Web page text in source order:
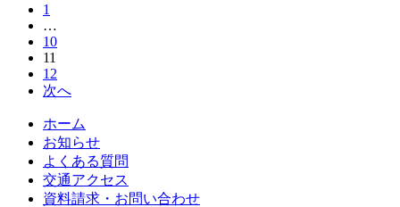
1
…
10
11
12
次へ
ホーム
お知らせ
よくある質問
交通アクセス
資料請求・お問い合わせ